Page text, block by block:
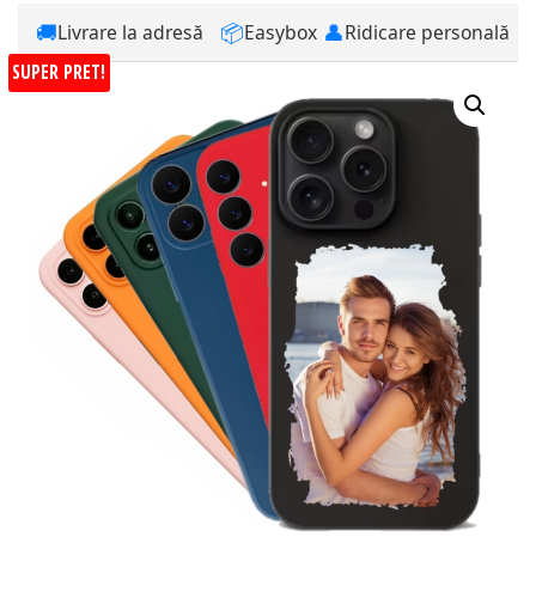
🚚Livrare la adresă 📦Easybox 👤Ridicare personală
SUPER PRET!